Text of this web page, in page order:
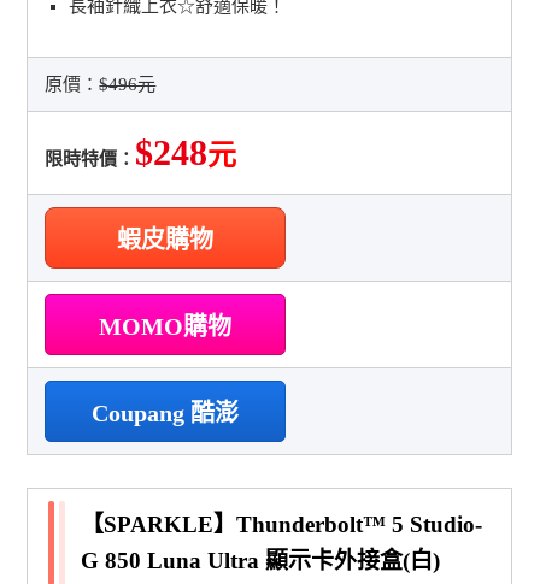
長袖針織上衣☆舒適保暖！
原價：$496元
限時特價： $248元
蝦皮購物
MOMO購物
Coupang 酷澎
【SPARKLE】Thunderbolt™ 5 Studio-
G 850 Luna Ultra 顯示卡外接盒(白)